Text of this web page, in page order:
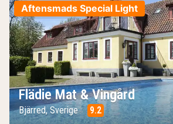
Aftensmads Special Light
Flädie Mat & Vingård
Bjärred, Sverige 9.2